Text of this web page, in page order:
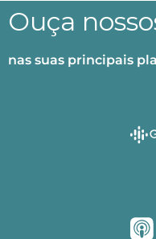
Ouça
nas suas principais